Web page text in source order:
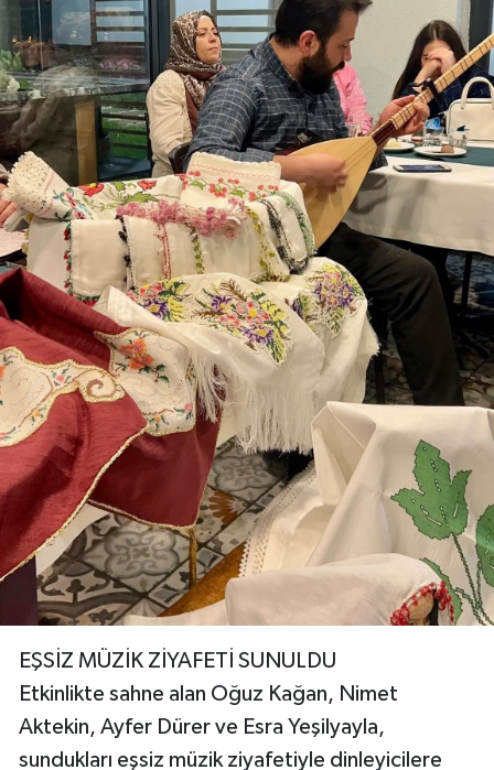
EŞSİZ MÜZİK ZİYAFETİ SUNULDU
Etkinlikte sahne alan Oğuz Kağan, Nimet
Aktekin, Ayfer Dürer ve Esra Yeşilyayla,
sundukları eşsiz müzik ziyafetiyle dinleyicilere